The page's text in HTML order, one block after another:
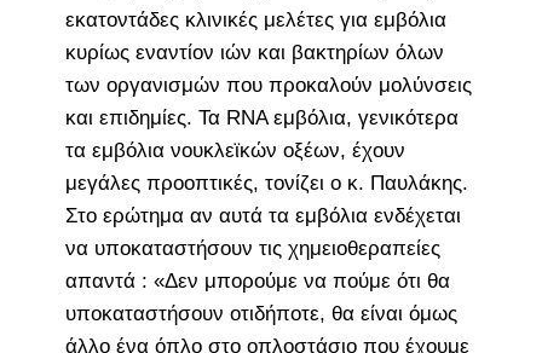
εκατοντάδες κλινικές μελέτες για εμβόλια
κυρίως εναντίον ιών και βακτηρίων όλων
των οργανισμών που προκαλούν μολύνσεις
και επιδημίες. Τα RNA εμβόλια, γενικότερα
τα εμβόλια νουκλεϊκών οξέων, έχουν
μεγάλες προοπτικές, τονίζει ο κ. Παυλάκης.
Στο ερώτημα αν αυτά τα εμβόλια ενδέχεται
να υποκαταστήσουν τις χημειοθεραπείες
απαντά : «Δεν μπορούμε να πούμε ότι θα
υποκαταστήσουν οτιδήποτε, θα είναι όμως
άλλο ένα όπλο στο οπλοστάσιο που έχουμε